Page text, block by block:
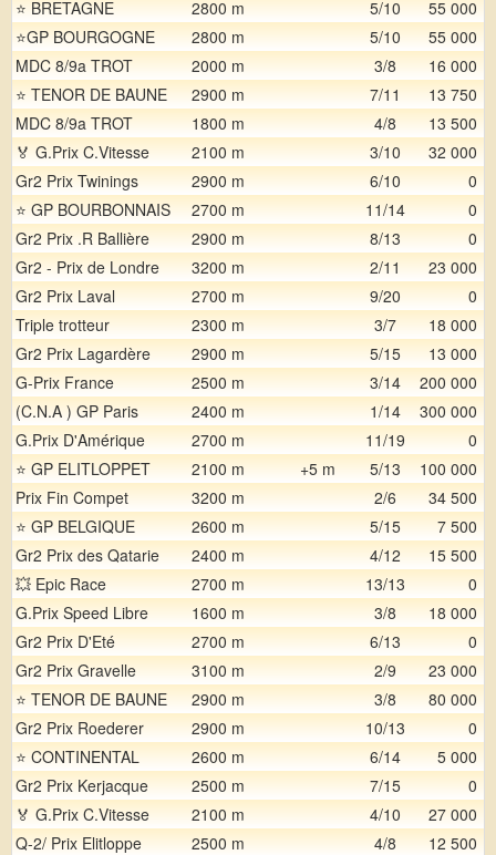
⭐ BRETAGNE 2800 m 5/10 55 000
⭐GP BOURGOGNE
2800 m 5/10 55 000
MDC 8/9a TROT
2000 m 3/8 16 000
⭐ TENOR DE BAUNE
2900 m 7/11 13 750
MDC 8/9a TROT
1800 m 4/8 13 500
🏅 G.Prix C.Vitesse
2100 m 3/10 32 000
Gr2 Prix Twinings
2900 m 6/10 0
⭐ GP BOURBONNAIS
2700 m 11/14 0
Gr2 Prix .R Ballière
2900 m 8/13 0
Gr2 - Prix de Londre
3200 m 2/11 23 000
Gr2 Prix Laval
2700 m 9/20 0
Triple trotteur
2300 m 3/7 18 000
Gr2 Prix Lagardère
2900 m 5/15 13 000
G-Prix France
2500 m 3/14 200 000
(C.N.A ) GP Paris
2400 m 1/14 300 000
G.Prix D'Amérique
2700 m 11/19 0
⭐ GP ELITLOPPET
2100 m +5 m 5/13 100 000
Prix Fin Compet
3200 m 2/6 34 500
⭐ GP BELGIQUE
2600 m 5/15 7 500
Gr2 Prix des Qatarie
2400 m 4/12 15 500
💥 Epic Race
2700 m 13/13
0
G.Prix Speed Libre
1600 m 3/8 18 000
Gr2 Prix D'Eté
2700 m 6/13 0
Gr2 Prix Gravelle
3100 m 2/9 23 000
⭐ TENOR DE BAUNE
2900 m 3/8 80 000
Gr2 Prix Roederer
2900 m 10/13 0
⭐ CONTINENTAL
2600 m 6/14 5 000
Gr2 Prix Kerjacque
2500 m 7/15 0
🏅 G.Prix C.Vitesse
2100 m 4/10 27 000
Q-2/ Prix Elitloppe
2500 m 4/8 12 500